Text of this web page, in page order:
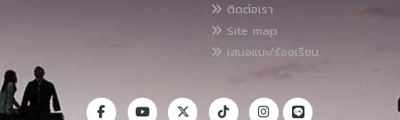
ติดต่อเรา
Site map
เสนอแนะ/ร้องเรียน